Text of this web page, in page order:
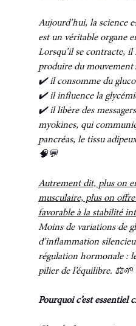
Aujourd’hui, la science
est un véritable organe
Lorsqu’il se contracte, il
produire du mouvement :
✔️ il consomme du
✔️ il influence la
✔️ il libère des
myokines, qui
pancréas, le tissu
🧠💬
Autrement dit, plus on
musculaire, plus on
favorable à la stabilité
Moins de variations de
d’inflammation
régulation hormonale :
pilier de l’équilibre. ⚖️🌱
Pourquoi c’est essentiel